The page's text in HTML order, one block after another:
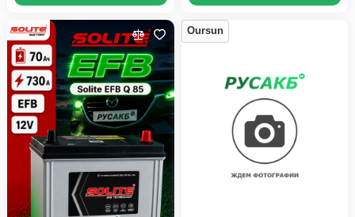
Oursun